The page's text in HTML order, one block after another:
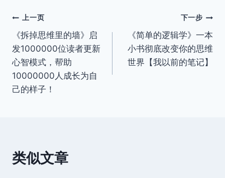
文
章
导
航
上一页
《拆掉思维里的墙》启
发1000000位读者更新
心智模式，帮助
10000000人成长为自
己的样子！
下一步
《简单的逻辑学》一本
小书彻底改变你的思维
世界【我以前的笔记】
类似文章